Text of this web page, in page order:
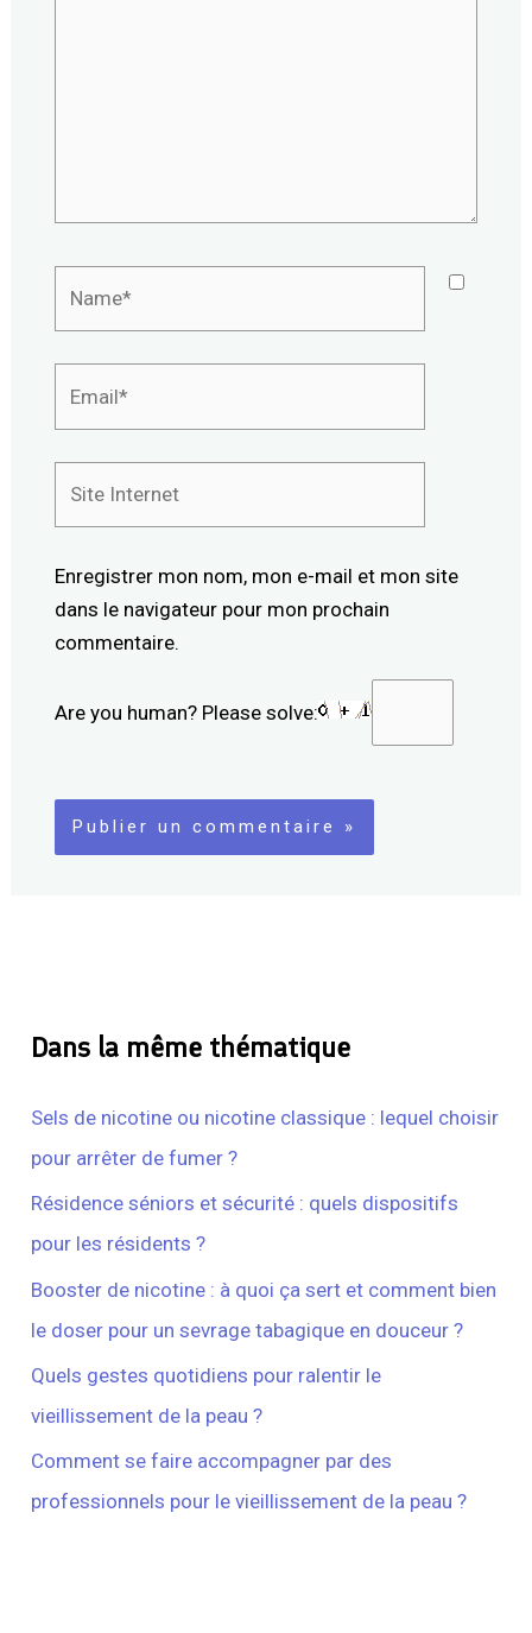
Enregistrer mon nom, mon e-mail et mon site
dans le navigateur pour mon prochain
commentaire.
Are you human? Please solve:
Dans la même thématique
Sels de nicotine ou nicotine classique : lequel choisir
pour arrêter de fumer ?
Résidence séniors et sécurité : quels dispositifs
pour les résidents ?
Booster de nicotine : à quoi ça sert et comment bien
le doser pour un sevrage tabagique en douceur ?
Quels gestes quotidiens pour ralentir le
vieillissement de la peau ?
Comment se faire accompagner par des
professionnels pour le vieillissement de la peau ?